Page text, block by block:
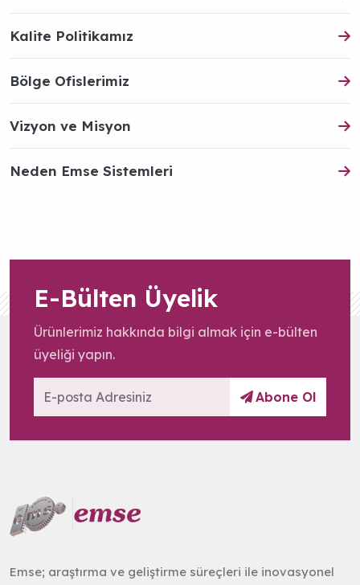
Kalite Politikamız
Bölge Ofislerimiz
Vizyon ve Misyon
Neden Emse Sistemleri
E-Bülten Üyelik
Ürünlerimiz hakkında bilgi almak için e-bülten
üyeliği yapın.
Abone Ol
Emse; araştırma ve geliştirme süreçleri ile inovasyonel